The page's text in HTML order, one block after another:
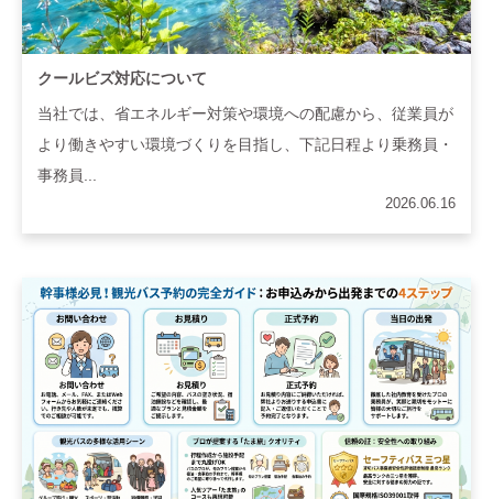
クールビズ対応について
当社では、省エネルギー対策や環境への配慮から、従業員が
より働きやすい環境づくりを目指し、下記日程より乗務員・
事務員...
2026.06.16